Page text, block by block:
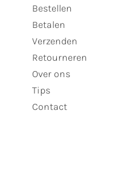
Bestellen
Betalen
Verzenden
Retourneren
Over ons
Tips
Contact